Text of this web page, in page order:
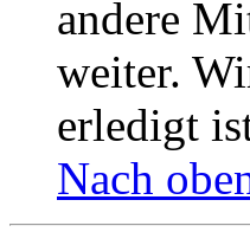
andere
weiter.
erledigt
Nach